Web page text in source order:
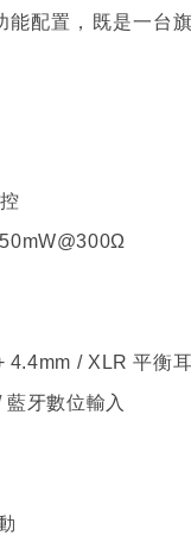
配置，既是一台
4.4mm / XLR 平衡
牙數位輸入